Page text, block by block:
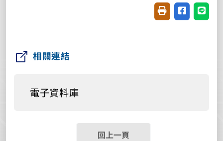
友善列印(開新視
分享至臉書
分享
相關連結
電子資料庫
回上一頁